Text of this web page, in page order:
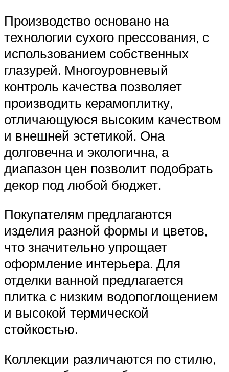
Производство основано на
технологии сухого прессования, с
использованием собственных
глазурей. Многоуровневый
контроль качества позволяет
производить керамоплитку,
отличающуюся высоким качеством
и внешней эстетикой. Она
долговечна и экологична, а
диапазон цен позволит подобрать
декор под любой бюджет.
Покупателям предлагаются
изделия разной формы и цветов,
что значительно упрощает
оформление интерьера. Для
отделки ванной предлагается
плитка с низким водопоглощением
и высокой термической
стойкостью.
Коллекции различаются по стилю,